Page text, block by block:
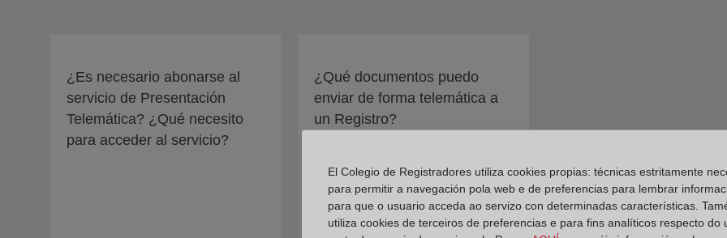
¿Es necesario abonarse al
servicio de Presentación
Telemática? ¿Qué necesito
para acceder al servicio?
¿Qué documentos puedo
enviar de forma telemática a
un Registro?
El Colegio de Registradores utiliza cookies propias: técnicas estritamente
para permitir a navegación pola web e de preferencias para lembrar
para que o usuario acceda ao servizo con determinadas características.
utiliza cookies de terceiros de preferencias e para fins analíticos respecto do